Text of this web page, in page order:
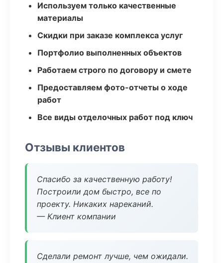
Используем только качественные
материалы
Скидки при заказе комплекса услуг
Портфолио выполненных объектов
Работаем строго по договору и смете
Предоставляем фото-отчеты о ходе
работ
Все виды отделочных работ под ключ
Отзывы клиентов
Спасибо за качественную работу!
Построили дом быстро, все по
проекту. Никаких нареканий.
— Клиент компании
Сделали ремонт лучше, чем ожидали.